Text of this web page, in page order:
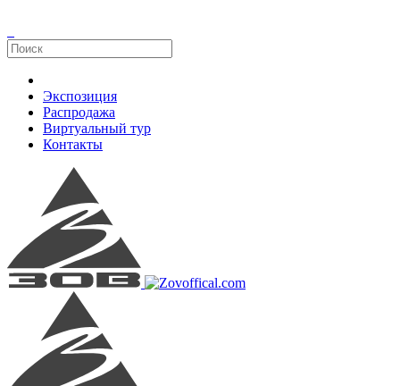
Экспозиция
Распродажа
Виртуальный тур
Контакты